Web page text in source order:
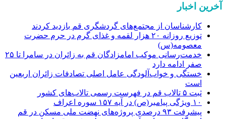
آخرین اخبار
کارشناسان از مجتمع‌های گردشگری قم بازدید کردند
توزیع روزانه ۲۰ هزار لقمه و غذای گرم در حرم حضرت
معصومه(س)
خدمت‌رسانی موکب امامزادگان قم به زائران در سامرا تا ۲۵
صفر ادامه دارد
خستگی و خواب‌آلودگی عامل اصلی تصادفات زائران اربعین
است
ثبت ۵ تالاب قم در فهرست رسمی تالاب‌های کشور
۱۰ ویژگی پیامبر(ص) در آیه ۱۵۷ سوره اعراف
پیشرفت ۹۳ درصدی پروژه‌های نهضت ملی مسکن در قم